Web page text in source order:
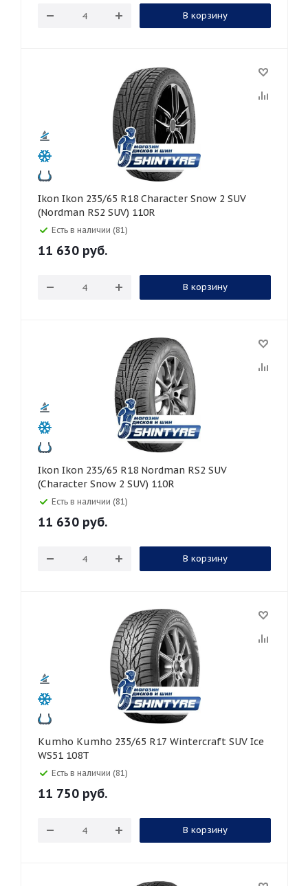
В корзину
Ikon Ikon 235/65 R18 Character Snow 2 SUV
(Nordman RS2 SUV) 110R
Есть в наличии (81)
11 630 руб.
В корзину
Ikon Ikon 235/65 R18 Nordman RS2 SUV
(Character Snow 2 SUV) 110R
Есть в наличии (81)
11 630 руб.
В корзину
Kumho Kumho 235/65 R17 Wintercraft SUV Ice
WS51 108T
Есть в наличии (81)
11 750 руб.
В корзину